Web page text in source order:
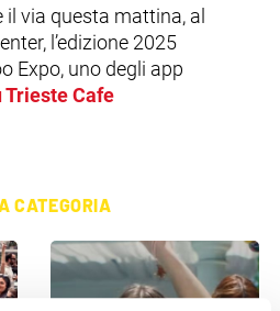
via questa mattina, al
l’edizione 2025
Expo, uno degli app
Trieste Cafe
CATEGORIA